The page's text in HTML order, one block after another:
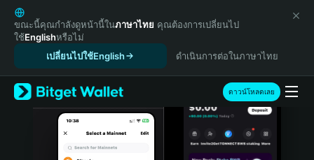
English
日本語
Tiếng Việt
Español (Latinoamérica)
Türkçe
Italiano
ขณะนี้คุณกำลังดูหน้านี้ในภาษาไทย คุณต้องการเปลี่ยนไป
ใช้Englishหรือไม่
เปลี่ยนไปใช้English
ดำเนินการต่อในภาษาไทย
ดาวน์โหลดเลย